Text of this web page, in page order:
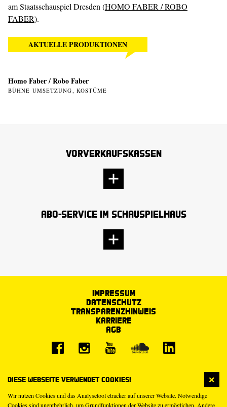
Diese Webseite verwendet Cookies!
Wir nutzen Cookies und das Analysetool etracker auf unserer Website. Notwendige
Cookies sind unentbehrlich, um Grundfunktionen der Website zu ermöglichen. Andere
am Staatsschauspiel Dresden (HOMO FABER / ROBO
FABER).
AKTUELLE PRODUKTIONEN
Homo Faber / Robo Faber
BÜHNE UMSETZUNG, KOSTÜME
Vorverkaufskassen
Abo-Service im Schauspielhaus
Impressum
Datenschutz
Transparenzhinweis
Karriere
AGB